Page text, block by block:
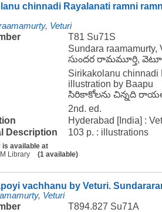
chinnadi Rayalanati ramni
Veturi
T81 Su71S
Sundara raamamurty,
సుందర రామమూర్తి,
Sirikakolanu chinnadi
illustration by Baapu
సిరికాకోలను చిన్నది
2nd. ed.
Hyderabad [India] :
Description
103 p. : illustrations
is available at
Library
(1 available)
vachhanu by Veturi.
Veturi
T894.827 Su71A